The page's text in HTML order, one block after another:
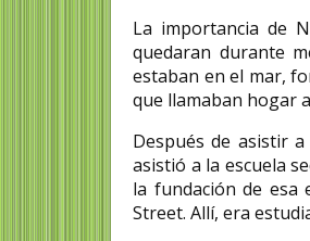
La importancia de
quedaran durante
estaban en el mar,
que llamaban hogar
Después de asistir
asistió a la escuela
la fundación de esa
Street. Allí, era